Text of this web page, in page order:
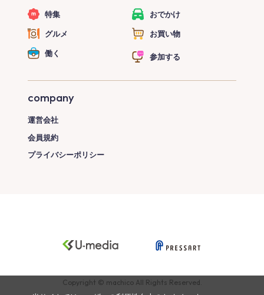
特集 おでかけ
グルメ お買い物
働く 参加する
company
運営会社
会員規約
プライバシーポリシー
Copyright © machico All Rights Reserved.